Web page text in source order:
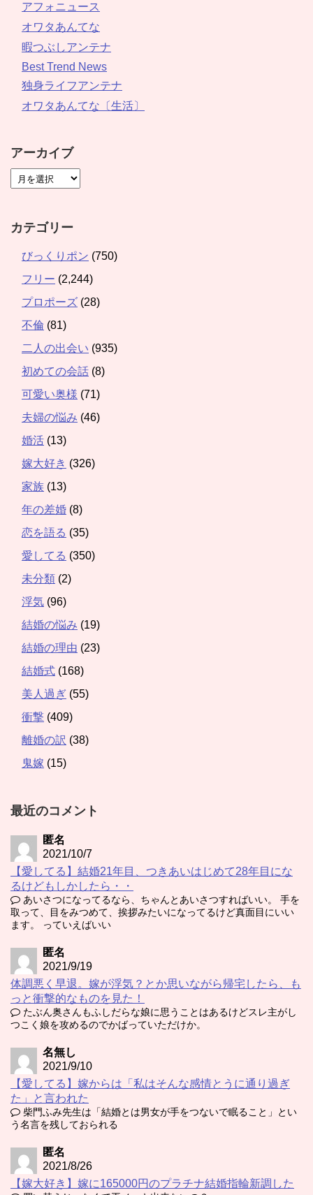
アフォニュース
オワタあんてな
暇つぶしアンテナ
Best Trend News
独身ライフアンテナ
オワタあんてな〔生活〕
アーカイブ
カテゴリー
びっくりポン (750)
フリー (2,244)
プロポーズ (28)
不倫 (81)
二人の出会い (935)
初めての会話 (8)
可愛い奥様 (71)
夫婦の悩み (46)
婚活 (13)
嫁大好き (326)
家族 (13)
年の差婚 (8)
恋を語る (35)
愛してる (350)
未分類 (2)
浮気 (96)
結婚の悩み (19)
結婚の理由 (23)
結婚式 (168)
美人過ぎ (55)
衝撃 (409)
離婚の訳 (38)
鬼嫁 (15)
最近のコメント
匿名
2021/10/7
【愛してる】結婚21年目、つきあいはじめて28年目にな
るけどもしかしたら・・
あいさつになってるなら、ちゃんとあいさつすればいい。 手を
取って、目をみつめて、挨拶みたいになってるけど真面目にいい
ます。 っていえばいい
匿名
2021/9/19
体調悪く早退。嫁が浮気？とか思いながら帰宅したら、も
っと衝撃的なものを見た！
たぶん奥さんもふしだらな娘に思うことはあるけどスレ主がし
つこく娘を攻めるのでかばっていただけか。
名無し
2021/9/10
【愛してる】嫁からは「私はそんな感情とうに通り過ぎ
た」と言われた
柴門ふみ先生は「結婚とは男女が手をつないで眠ること」とい
う名言を残しておられる
匿名
2021/8/26
【嫁大好き】嫁に165000円のプラチナ結婚指輪新調した